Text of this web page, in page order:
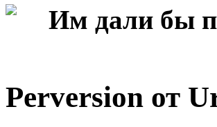
Perversion от